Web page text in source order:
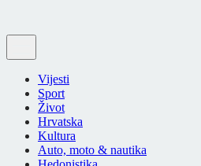
Vijesti
Sport
Život
Hrvatska
Kultura
Auto, moto & nautika